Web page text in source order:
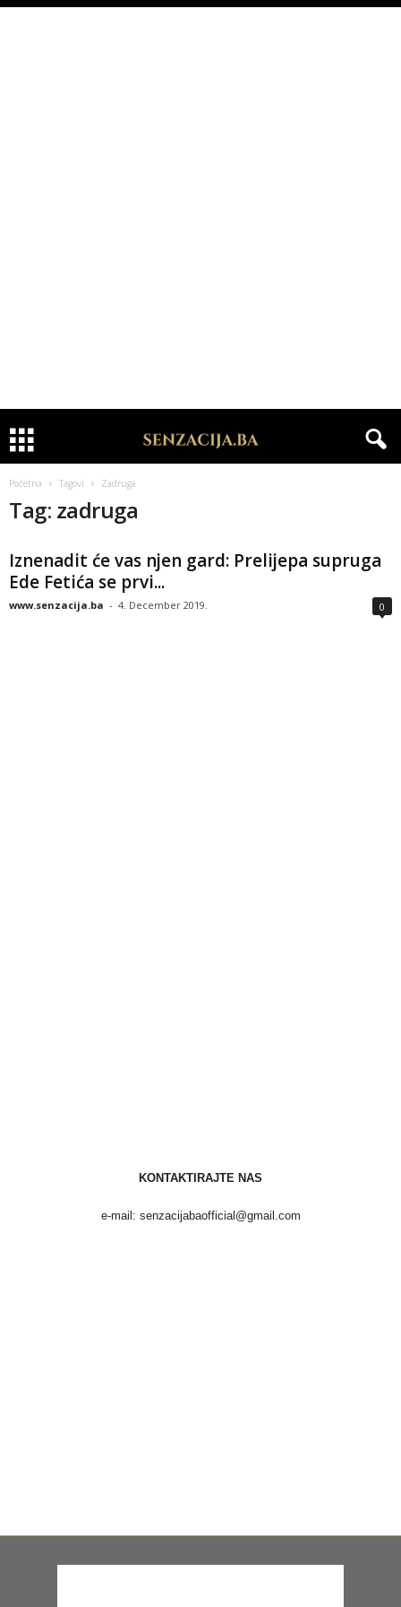
Početna Tagovi Zadruga
Tag: zadruga
Iznenadit će vas njen gard: Prelijepa supruga
Ede Fetića se prvi...
www.senzacija.ba - 4. December 2019. 0
KONTAKTIRAJTE NAS
e-mail: senzacijabaofficial@gmail.com